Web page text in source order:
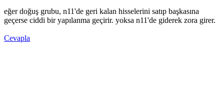
eğer doğuş grubu, n11'de geri kalan hisselerini satıp başkasına
geçerse ciddi bir yapılanma geçirir. yoksa n11'de giderek zora girer.
Cevapla